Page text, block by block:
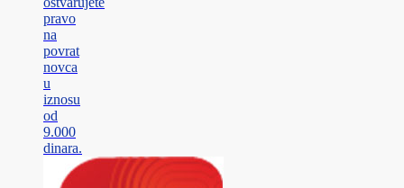
pravo
na
povrat
novca
u
iznosu
od
9.000
dinara.